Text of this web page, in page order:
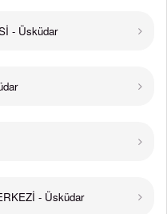
- Üsküdar
- Üsküdar